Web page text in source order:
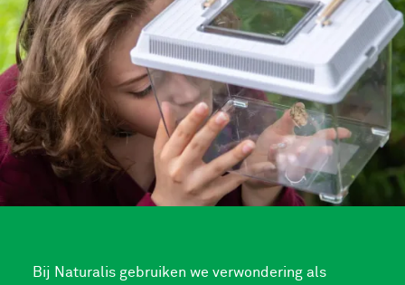
Bij Naturalis gebruiken we verwondering als